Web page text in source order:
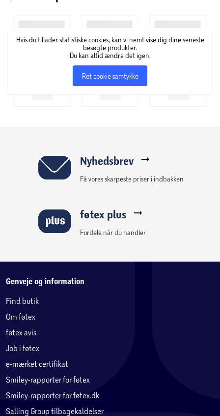
Hvis du tillader statistiske cookies, kan vi nemt vise dig dine seneste
besøgte produkter.
Du kan altid ændre det igen.
Ret cookie samtykke
Nyhedsbrev
Få vores skarpeste priser i indbakken
føtex plus
Fordele når du handler
Genveje og information
Find butik
Om føtex
føtex avis
Job i føtex
e-mærket certifikat
Smiley-rapporter for føtex
Smiley-rapporter for føtex.dk
Salling Group tilbagekaldelser